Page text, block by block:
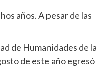
años. A pesar de las
de Humanidades de la
de este año egresó